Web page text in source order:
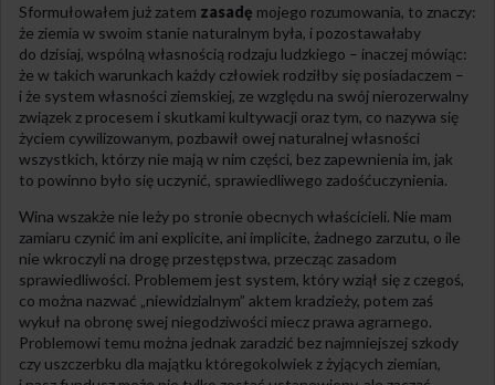
Sformułowałem już zatem zasadę mojego rozumowania, to znaczy:
że ziemia w swoim stanie naturalnym była, i pozostawałaby
do dzisiaj, wspólną własnością rodzaju ludzkiego – inaczej mówiąc:
że w takich warunkach każdy człowiek rodziłby się posiadaczem –
i że system własności ziemskiej, ze względu na swój nierozerwalny
związek z procesem i skutkami kultywacji oraz tym, co nazywa się
życiem cywilizowanym, pozbawił owej naturalnej własności
wszystkich, którzy nie mają w nim części, bez zapewnienia im, jak
to powinno było się uczynić, sprawiedliwego zadośćuczynienia.
Wina wszakże nie leży po stronie obecnych właścicieli. Nie mam
zamiaru czynić im ani explicite, ani implicite, żadnego zarzutu, o ile
nie wkroczyli na drogę przestępstwa, przecząc zasadom
sprawiedliwości. Problemem jest system, który wziął się z czegoś,
co można nazwać „niewidzialnym” aktem kradzieży, potem zaś
wykuł na obronę swej niegodziwości miecz prawa agrarnego.
Problemowi temu można jednak zaradzić bez najmniejszej szkody
czy uszczerbku dla majątku któregokolwiek z żyjących ziemian,